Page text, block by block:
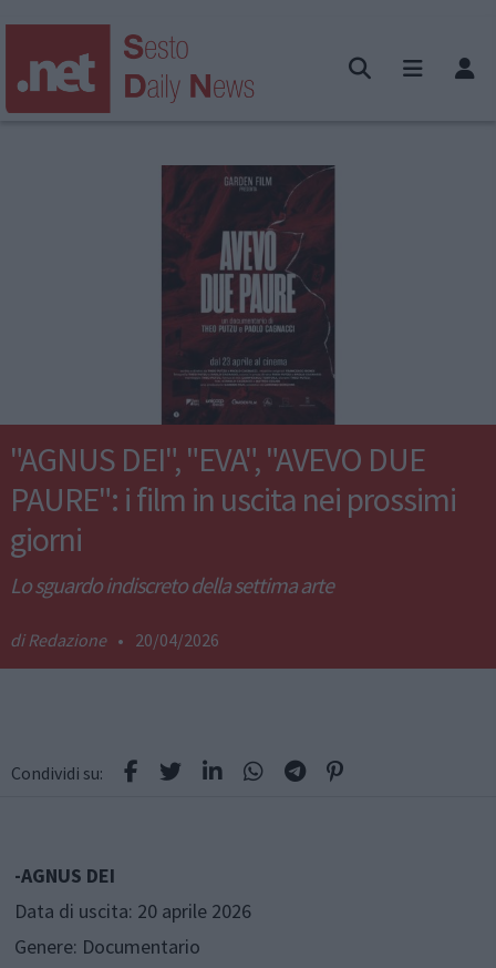
"AGNUS DEI", "EVA", "AVEVO DUE
PAURE": i film in uscita nei prossimi
giorni
Lo sguardo indiscreto della settima arte
Redazione • 20/04/2026
Condividi su:
-AGNUS DEI
Data di uscita: 20 aprile 2026
Genere: Documentario